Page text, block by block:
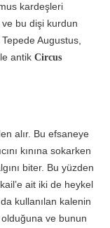
kardeşleri
bu dişi kurdun
Tepede Augustus,
antik Circus
alır. Bu efsaneye
kınına sokarken
biter. Bu yüzden
ait iki de heykel
kullanılan kalenin
ve bunun